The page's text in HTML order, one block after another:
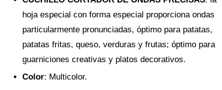
hoja especial con forma especial proporciona ondas
particularmente pronunciadas, óptimo para patatas,
patatas fritas, queso, verduras y frutas; óptimo para
guarniciones creativas y platos decorativos.
Color: Multicolor.